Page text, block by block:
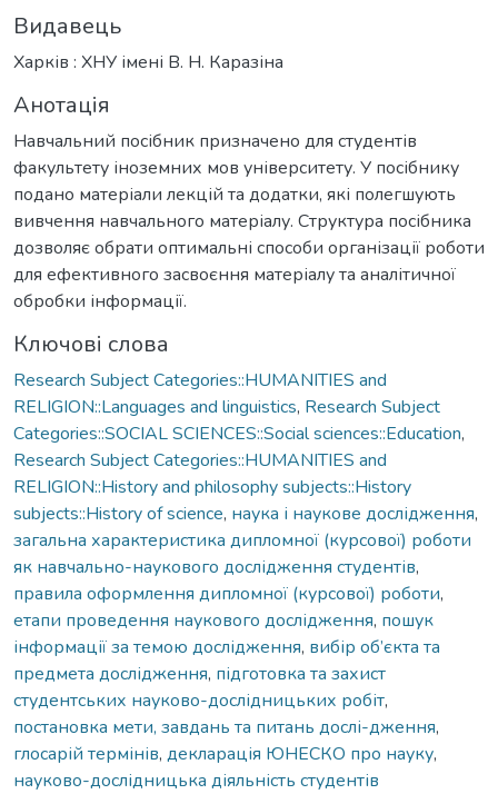
Видавець
Харків : ХНУ імені В. Н. Каразіна
Анотація
Навчальний посібник призначено для студентів
факультету іноземних мов університету. У посібнику
подано матеріали лекцій та додатки, які полегшують
вивчення навчального матеріалу. Структура посібника
дозволяє обрати оптимальні способи організації роботи
для ефективного засвоєння матеріалу та аналітичної
обробки інформації.
Ключові слова
Research Subject Categories::HUMANITIES and
RELIGION::Languages and linguistics, Research Subject
Categories::SOCIAL SCIENCES::Social sciences::Education,
Research Subject Categories::HUMANITIES and
RELIGION::History and philosophy subjects::History
subjects::History of science, наука і наукове дослідження,
загальна характеристика дипломної (курсової) роботи
як навчально-наукового дослідження студентів,
правила оформлення дипломної (курсової) роботи,
етапи проведення наукового дослідження, пошук
інформації за темою дослідження, вибір об’єкта та
предмета дослідження, підготовка та захист
студентських науково-дослідницьких робіт,
постановка мети, завдань та питань дослі-дження,
глосарій термінів, декларація ЮНЕСКО про науку,
науково-дослідницька діяльність студентів